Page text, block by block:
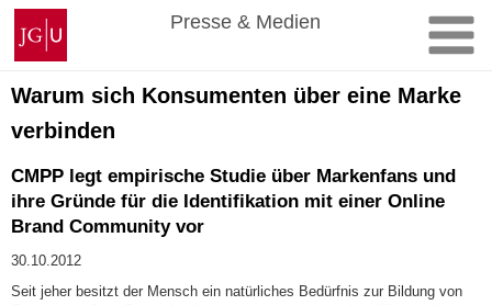
Zum
Inhalt
springen
Johannes
Gutenberg-
Universität
Mainz
Presse & Medien
Warum sich Konsumenten über eine Marke
verbinden
CMPP legt empirische Studie über Markenfans und
ihre Gründe für die Identifikation mit einer Online
Brand Community vor
30.10.2012
Seit jeher besitzt der Mensch ein natürliches Bedürfnis zur Bildung von